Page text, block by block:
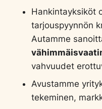
Hankintayksiköt
tarjouspyynnön
Autamme
vahvuudet
Avustamme
tekeminen,